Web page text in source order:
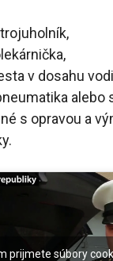
v dosahu
alebo
s opravou a
prijmete súbory